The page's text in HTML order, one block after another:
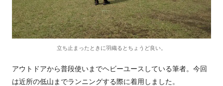
立ち止まったときに羽織るとちょうど良い。
アウトドアから普段使いまでヘビーユースしている筆者。今回
は近所の低山までランニングする際に着用しました。